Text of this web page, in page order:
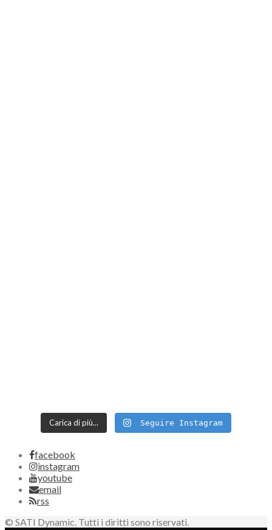
Carica di più... Seguire Instagram
facebook
instagram
youtube
email
rss
© SATI Dynamic. Tutti i diritti sono riservati.